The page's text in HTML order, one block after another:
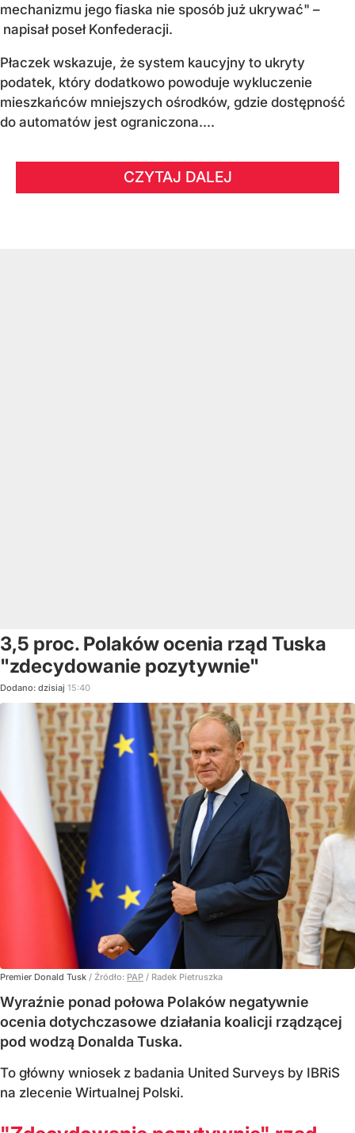
mechanizmu jego fiaska nie sposób już ukrywać" –
napisał poseł Konfederacji.
Płaczek wskazuje, że system kaucyjny to ukryty
podatek, który dodatkowo powoduje wykluczenie
mieszkańców mniejszych ośrodków, gdzie dostępność
do automatów jest ograniczona....
CZYTAJ DALEJ
3,5 proc. Polaków ocenia rząd Tuska
"zdecydowanie pozytywnie"
Dodano: dzisiaj 15:40
Premier Donald Tusk / Źródło: PAP / Radek Pietruszka
Wyraźnie ponad połowa Polaków negatywnie
ocenia dotychczasowe działania koalicji rządzącej
pod wodzą Donalda Tuska.
To główny wniosek z badania United Surveys by IBRiS
na zlecenie Wirtualnej Polski.